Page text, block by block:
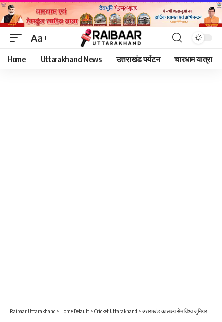
Font
Resizer
Aa
Home Uttarakhand News उत्तराखंड पर्यटन चारधाम यात्रा
Raibaar Uttarakhand > Home Default > Cricket Uttarakhand > उत्तराखंड का लक्ष्य सेन विश्व जुनियर बेटमेन्टल रेंकिग मे पहले पायदान पर